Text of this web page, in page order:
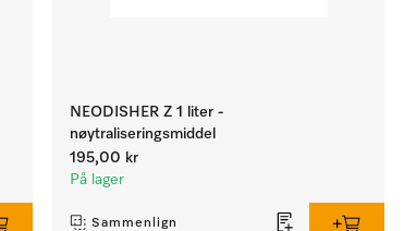
NEODISHER Z 1 liter -
nøytraliseringsmiddel
195,00 kr
På lager
Sammenlign